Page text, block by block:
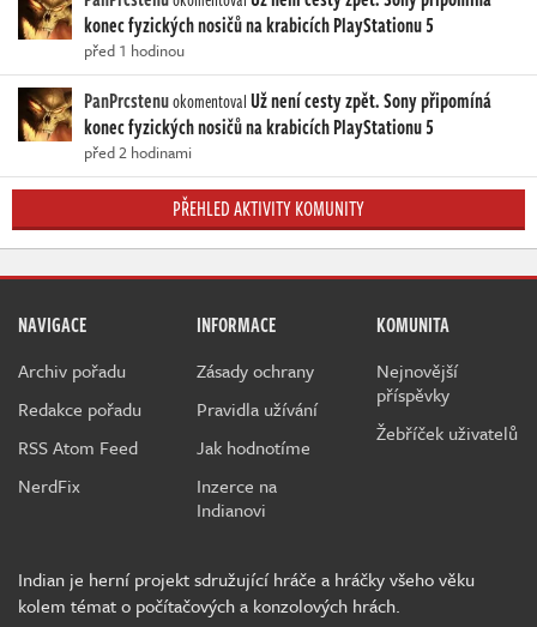
konec fyzických nosičů na krabicích PlayStationu 5
před 1 hodinou
PanPrcstenuokomentovalUž není cesty zpět. Sony připomíná
konec fyzických nosičů na krabicích PlayStationu 5
před 2 hodinami
PŘEHLED AKTIVITY KOMUNITY
NAVIGACE
Archiv pořadu
Redakce pořadu
RSS Atom Feed
NerdFix
INFORMACE
Zásady ochrany
Pravidla užívání
Jak hodnotíme
Inzerce na
Indianovi
KOMUNITA
Nejnovější
příspěvky
Žebříček uživatelů
Indian je herní projekt sdružující hráče a hráčky všeho věku
kolem témat o počítačových a konzolových hrách.